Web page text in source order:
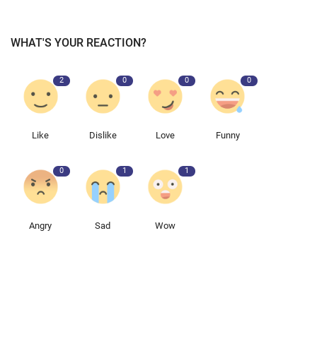
WHAT'S YOUR REACTION?
2
Like
0
Dislike
0
Love
0
Funny
0
Angry
1
Sad
1
Wow